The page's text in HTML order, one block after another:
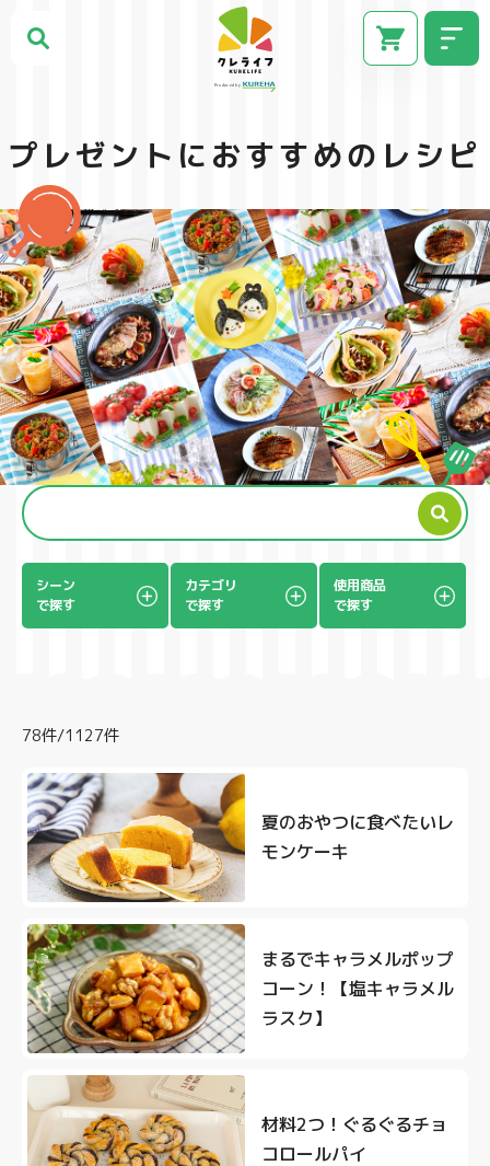
CM
製
プレゼントにおすすめのレシピ
シーン
で探す
カテゴリ
で探す
使用商品
で探す
78件/1127件
夏のおやつに食べたいレ
モンケーキ
まるでキャラメルポップ
コーン！【塩キャラメル
ラスク】
材料2つ！ぐるぐるチョ
コロールパイ